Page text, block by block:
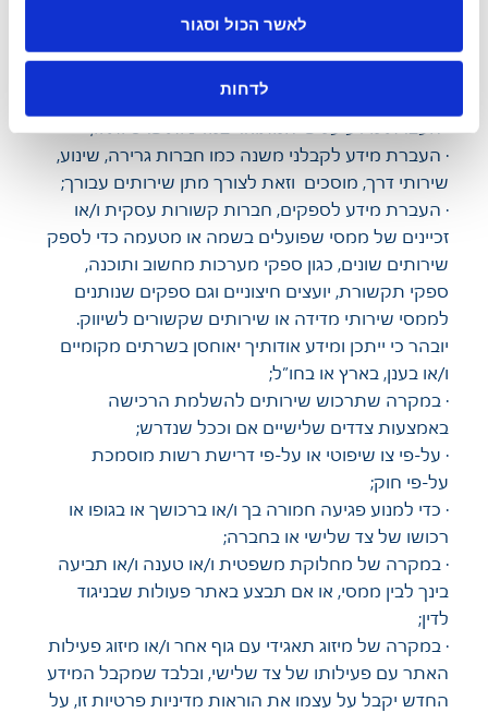
לאשר הכול וסגור
לדחות
מהאמור לעיל, העברת המידע תתבצע, בין היתר,
במקרים הבאים:
· העברת מידע על פי המתואר במדיניות פרטיות זו;
· העברת מידע לקבלני משנה כמו חברות גרירה, שינוע,
שירותי דרך, מוסכים וזאת לצורך מתן שירותים עבורך;
· העברת מידע לספקים, חברות קשורות עסקית ו/או
זכיינים של ממסי שפועלים בשמה או מטעמה כדי לספק
שירותים שונים, כגון ספקי מערכות מחשוב ותוכנה,
ספקי תקשורת, יועצים חיצוניים וגם ספקים שנותנים
לממסי שירותי מדידה או שירותים שקשורים לשיווק.
יובהר כי ייתכן ומידע אודותיך יאוחסן בשרתים מקומיים
ו/או בענן, בארץ או בחו”ל;
· במקרה שתרכוש שירותים להשלמת הרכישה
באמצעות צדדים שלישיים אם וככל שנדרש;
· על-פי צו שיפוטי או על-פי דרישת רשות מוסמכת
על-פי חוק;
· כדי למנוע פגיעה חמורה בך ו/או ברכושך או בגופו או
רכושו של צד שלישי או בחברה;
· במקרה של מחלוקת משפטית ו/או טענה ו/או תביעה
בינך לבין ממסי, או אם תבצע באתר פעולות שבניגוד
לדין;
· במקרה של מיזוג תאגידי עם גוף אחר ו/או מיזוג פעילות
האתר עם פעילותו של צד שלישי, ובלבד שמקבל המידע
החדש יקבל על עצמו את הוראות מדיניות פרטיות זו, על